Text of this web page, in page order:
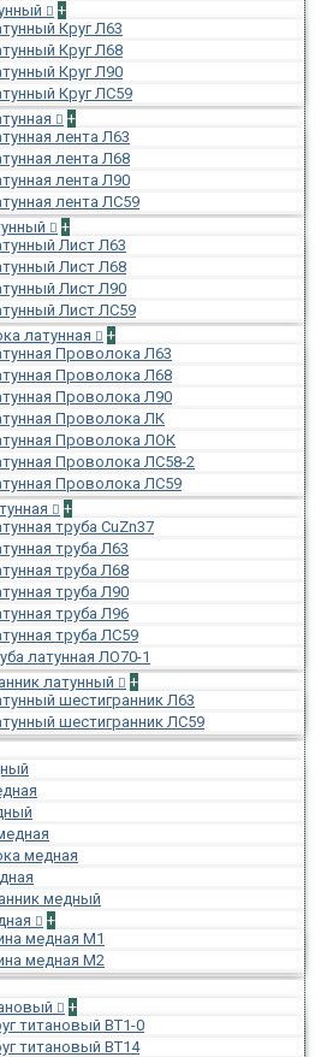
+
Круг Л63
Круг Л68
Круг Л90
Круг ЛС59
+
лента Л63
лента Л68
лента Л90
лента ЛС59
+
Лист Л63
Лист Л68
Лист Л90
Лист ЛС59
латунная
+
Проволока Л63
Проволока Л68
Проволока Л90
Проволока ЛК
Проволока ЛОК
Проволока ЛС58-2
Проволока ЛС59
+
труба CuZn37
труба Л63
труба Л68
труба Л90
труба Л96
труба ЛС59
латунная ЛО70-1
латунный
+
шестигранник Л63
шестигранник ЛС59
медная
медный
+
медная М1
медная М2
+
титановый ВТ1-0
титановый ВТ14